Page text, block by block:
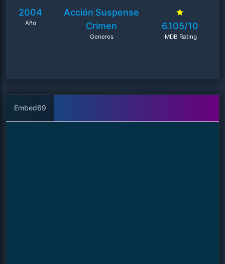
2004
Año
Acción Suspense
Crimen
Generos
6.105/10
IMDB Rating
Embed69